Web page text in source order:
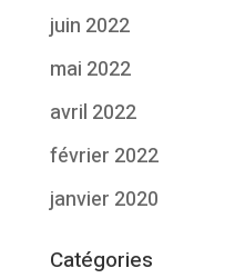
juin 2022
mai 2022
avril 2022
février 2022
janvier 2020
Catégories